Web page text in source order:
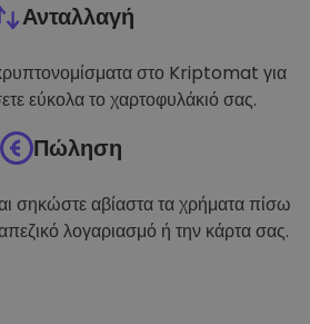
Ανταλλαγή
στο Kriptomat για
εύκολα το χαρτοφυλάκιό σας.
Πώληση
σηκώστε αβίαστα τα χρήματα πίσω
λογαριασμό ή την κάρτα σας.